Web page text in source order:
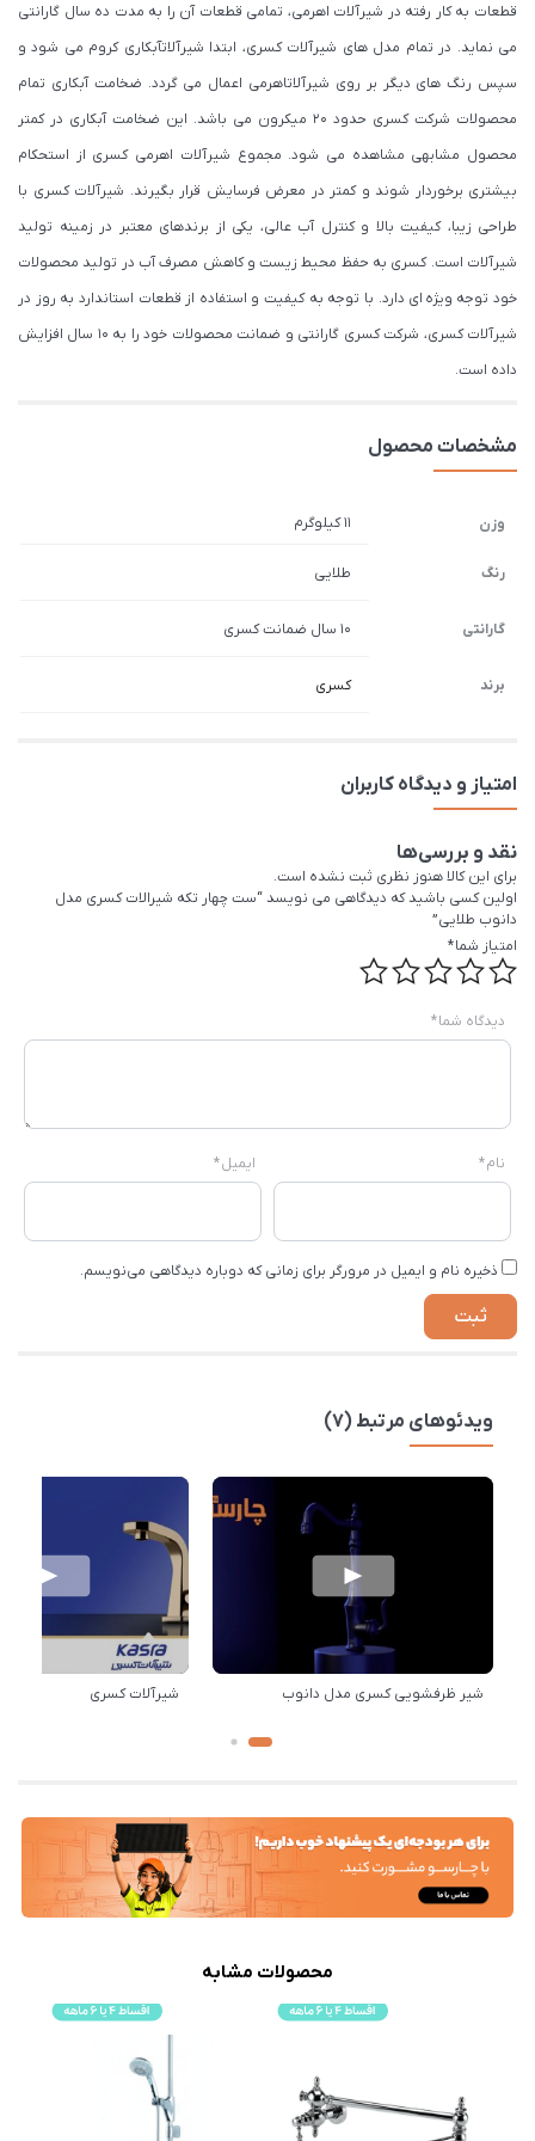
قطعات به کار رفته در شیرآلات اهرمی، تمامی قطعات آن را به مدت ده سال گارانتی
می نماید. در تمام مدل های شیرآلات کسری، ابتدا شیرآلاتآبکاری کروم می شود و
سپس رنگ های دیگر بر روی شیرآلاتاهرمی اعمال می گردد. ضخامت آبکاری تمام
محصولات شرکت کسری حدود ۲۰ میکرون می باشد. این ضخامت آبکاری در کمتر
محصول مشابهی مشاهده می شود. مجموع شیرآلات اهرمی کسری از استحکام
بیشتری برخوردار شوند و کمتر در معرض فرسایش قرار بگیرند. شیرآلات کسری با
طراحی زیبا، کیفیت بالا و کنترل آب عالی، یکی از برندهای معتبر در زمینه تولید
شیرآلات است. کسری به حفظ محیط زیست و کاهش مصرف آب در تولید محصولات
خود توجه ویژه ای دارد. با توجه به کیفیت و استفاده از قطعات استاندارد به روز در
شیرآلات کسری، شرکت کسری گارانتی و ضمانت محصولات خود را به 10 سال افزایش
داده است.
مشخصات محصول
وزن 11 کیلوگرم
رنگ طلایی
گارانتی 10 سال ضمانت کسری
برند کسری
امتیاز و دیدگاه کاربران
نقد و بررسی‌ها
برای این کالا هنوز نظری ثبت نشده است.
اولین کسی باشید که دیدگاهی می نویسد “ست چهار تکه شیرالات کسری مدل
دانوب طلایی”
امتیاز شما*
دیدگاه شما*
نام* ایمیل*
ذخیره نام و ایمیل در مرورگر برای زمانی که دوباره دیدگاهی می‌نویسم.
ویدئوهای مرتبط (7)
شیر ظرفشویی کسری مدل دانوب شیرآلات کسری
محصولات مشابه